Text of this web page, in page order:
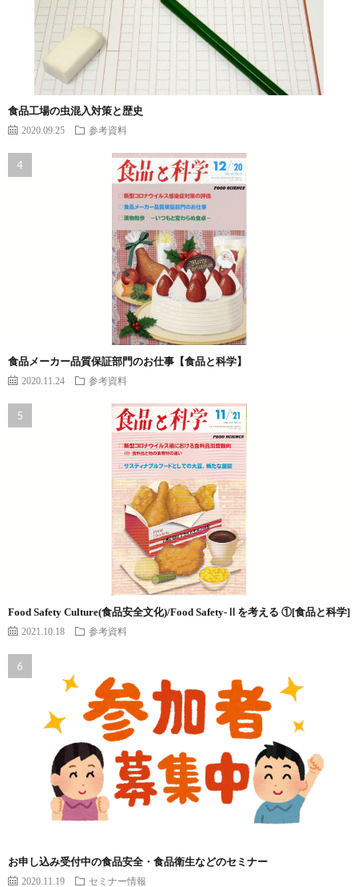
食品工場の虫混入対策と歴史
2020.09.25 参考資料
食品メーカー品質保証部門のお仕事【食品と科学】
2020.11.24 参考資料
Food Safety Culture(食品安全文化)/Food Safety-Ⅱを考える ①[食品と科学]
2021.10.18 参考資料
お申し込み受付中の食品安全・食品衛生などのセミナー
2020.11.19 セミナー情報